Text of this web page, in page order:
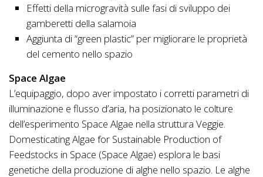
Effetti della microgravità sulle fasi di sviluppo dei
gamberetti della salamoia
Aggiunta di “green plastic” per migliorare le proprietà
del cemento nello spazio
Space Algae
L’equipaggio, dopo aver impostato i corretti parametri di
illuminazione e flusso d’aria, ha posizionato le colture
dell’esperimento Space Algae nella struttura Veggie.
Domesticating Algae for Sustainable Production of
Feedstocks in Space (Space Algae) esplora le basi
genetiche della produzione di alghe nello spazio. Le alghe